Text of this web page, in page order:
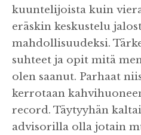
kuuntelijoista kuin
eräskin keskustelu
mahdollisuudeksi.
suhteet ja opit mitä
olen saanut. Parhaat
kerrotaan
record. Täytyyhän
advisorilla olla jotain